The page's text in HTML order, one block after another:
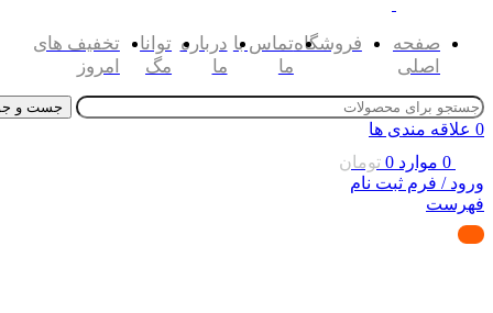
صفحه
اصلی
فروشگاهتماس با
ما
درباره
ما
توانا
مگ
تخفیف های
امروز
جست و
0 علاقه مندی ها
0 موارد 0 تومان
ورود / فرم ثبت نام
فهرست